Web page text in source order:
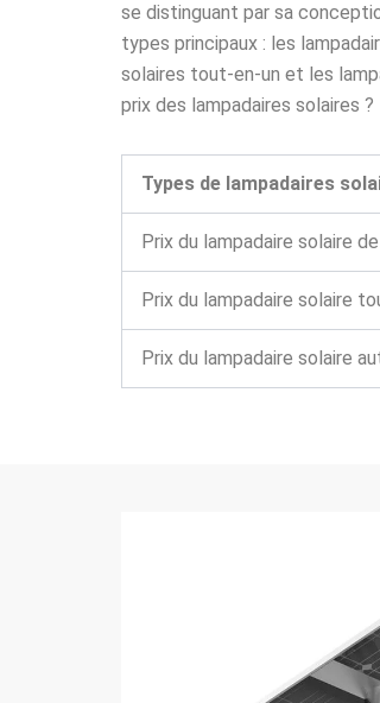
se distinguant par sa
types principaux : les
solaires tout-en-un et les
prix des lampadaires solaires ?
Types de lampadaires
Prix du lampadaire solaire
Prix du lampadaire solaire
Prix du lampadaire solaire